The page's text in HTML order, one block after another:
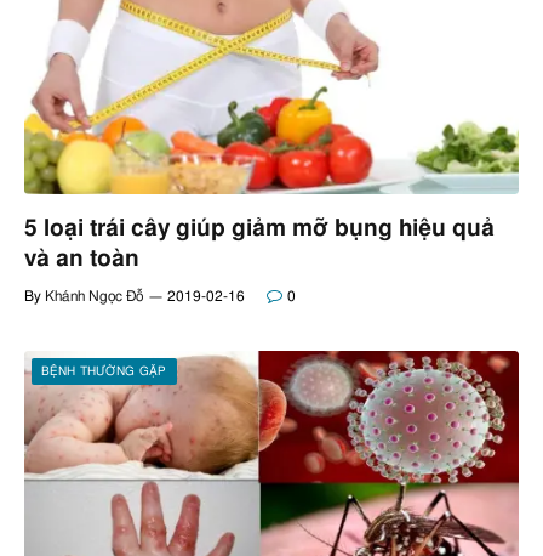
5 loại trái cây giúp giảm mỡ bụng hiệu quả
và an toàn
By Khánh Ngọc Đỗ 2019-02-16 0
BỆNH THƯỜNG GẶP